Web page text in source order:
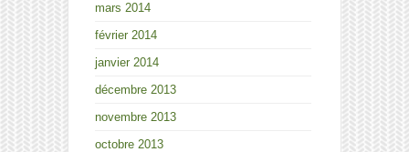
mars 2014
février 2014
janvier 2014
décembre 2013
novembre 2013
octobre 2013